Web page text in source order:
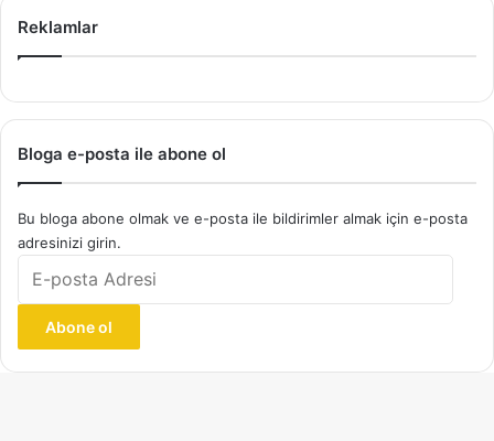
Reklamlar
Bloga e-posta ile abone ol
Bu bloga abone olmak ve e-posta ile bildirimler almak için e-posta
adresinizi girin.
posta
Abone ol